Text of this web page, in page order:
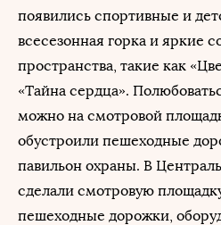
появились спортивные и
всесезонная горка и яркие
пространства, такие как
«Тайна сердца».
можно на смотровой
обустроили пешеходные
павильон охраны. В
сделали смотровую
пешеходные дорожки,